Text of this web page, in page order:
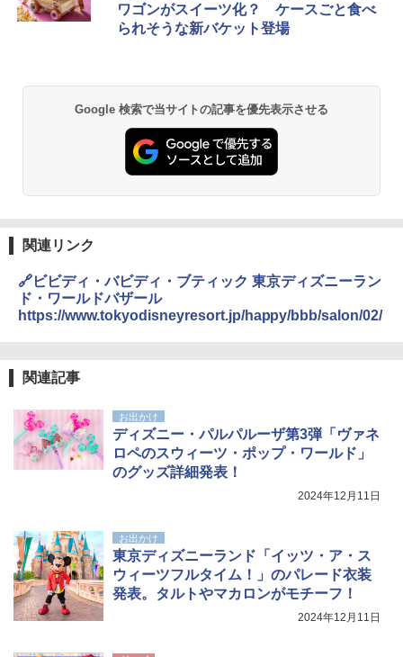
ワゴンがスイーツ化？ ケースごと食べ
られそうな新バケット登場
Google 検索で当サイトの記事を優先表示させる
関連リンク
🔗ビビディ・バビディ・ブティック 東京ディズニーラン
ド・ワールドバザール
https://www.tokyodisneyresort.jp/happy/bbb/salon/02/
関連記事
お出かけ
ディズニー・パルパルーザ第3弾「ヴァネ
ロペのスウィーツ・ポップ・ワールド」
のグッズ詳細発表！
2024年12月11日
お出かけ
東京ディズニーランド「イッツ・ア・ス
ウィーツフルタイム！」のパレード衣装
発表。タルトやマカロンがモチーフ！
2024年12月11日